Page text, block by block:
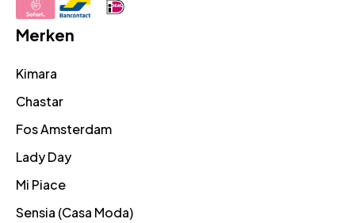
Merken
Kimara
Chastar
Fos Amsterdam
Lady Day
Mi Piace
Sensia (Casa Moda)